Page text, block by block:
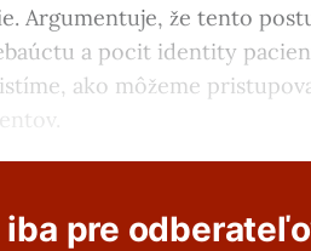
Argumentuje, že tento
a pocit identity
ako môžeme
pre